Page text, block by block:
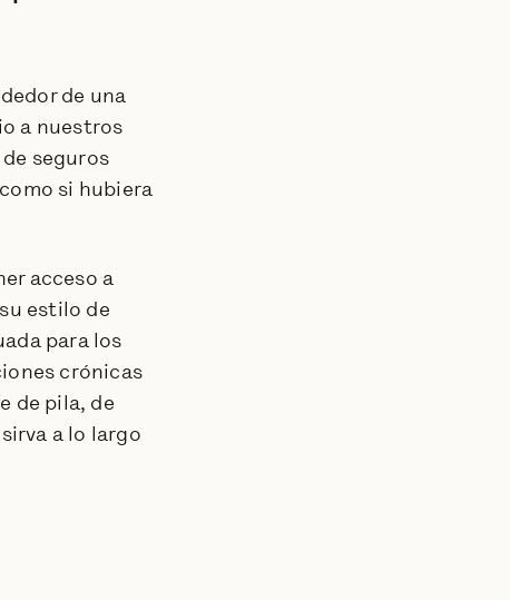
de una
a nuestros
seguros
si hubiera
acceso a
estilo de
para los
crónicas
de pila, de
a lo largo